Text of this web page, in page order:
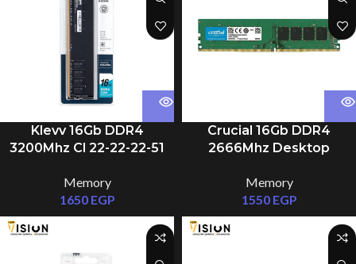
Crucial 16Gb DDR4
2666Mhz Desktop
Memory
1550 EGP
Klevv 16Gb DDR4
3200Mhz Cl 22-22-22-51
Memory
1650 EGP